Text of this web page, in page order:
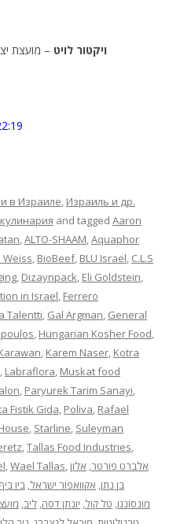
ויקטור לויט – מועצת
в Израиле, Израиль и др.
and tagged Aaron
,ALTO-SHAAM,Aquaphor
Weiss, BioBeef, BLU Israel, C.L.S
, Dizaynpack, Eli Goldstein,
in Israel, Ferrero
Talentti, Gal Argman, General
, Hungarian Kosher Food,
, Karem Naser, Kotra
, Labraflora, Muskat food
, Paryurek Tarim Sanayi,
Fistik Gida, Poliva, Rafael
, Starline, Suleyman
,Tallas Food Industries,
,Wael Tallas, אלברט פורטר, אלון
בן נתן, אקוואפור ישראל, ביו ביף
מונסונגו, טל קול, יונתן דסה, ליב,